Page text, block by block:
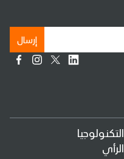
التكنولوجيا
الرأي
إرسال